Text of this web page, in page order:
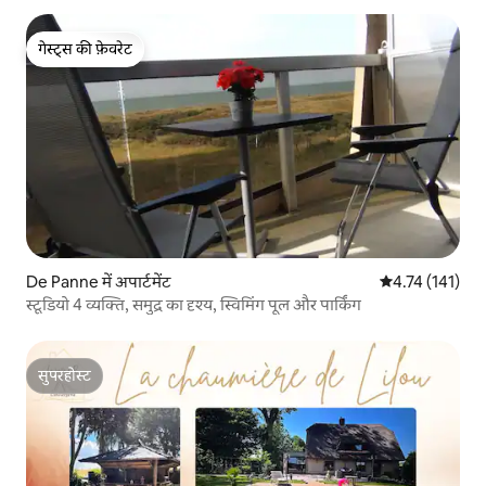
गेस्ट्स की फ़ेवरेट
गेस्ट्स की फ़ेवरेट
De Panne में अपार्टमेंट औसत रेटिंग 5 में से
4.74 (141)
स्टूडियो 4 व्यक्ति, समुद्र का दृश्य, स्विमिंग पूल और पार्किंग
सुपरहोस्ट
सुपरहोस्ट